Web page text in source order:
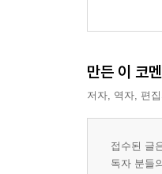
제1절 직무평
Ⅰ. 직무평가
Ⅰ. 직무분석
만든 이 코
저자, 역자, 편
접수된 글
독자 분들